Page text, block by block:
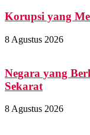
Korupsi yang
8 Agustus 2026
Negara yang
Sekarat
8 Agustus 2026